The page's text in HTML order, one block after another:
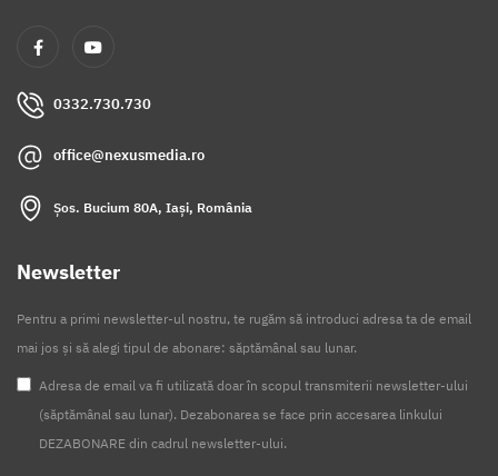
0332.730.730
office@nexusmedia.ro
Șos. Bucium 80A, Iași, România
Newsletter
Pentru a primi newsletter-ul nostru, te rugăm să introduci adresa ta de email
mai jos și să alegi tipul de abonare: săptămânal sau lunar.
Adresa de email va fi utilizată doar în scopul transmiterii newsletter-ului
(săptămânal sau lunar). Dezabonarea se face prin accesarea linkului
DEZABONARE din cadrul newsletter-ului.